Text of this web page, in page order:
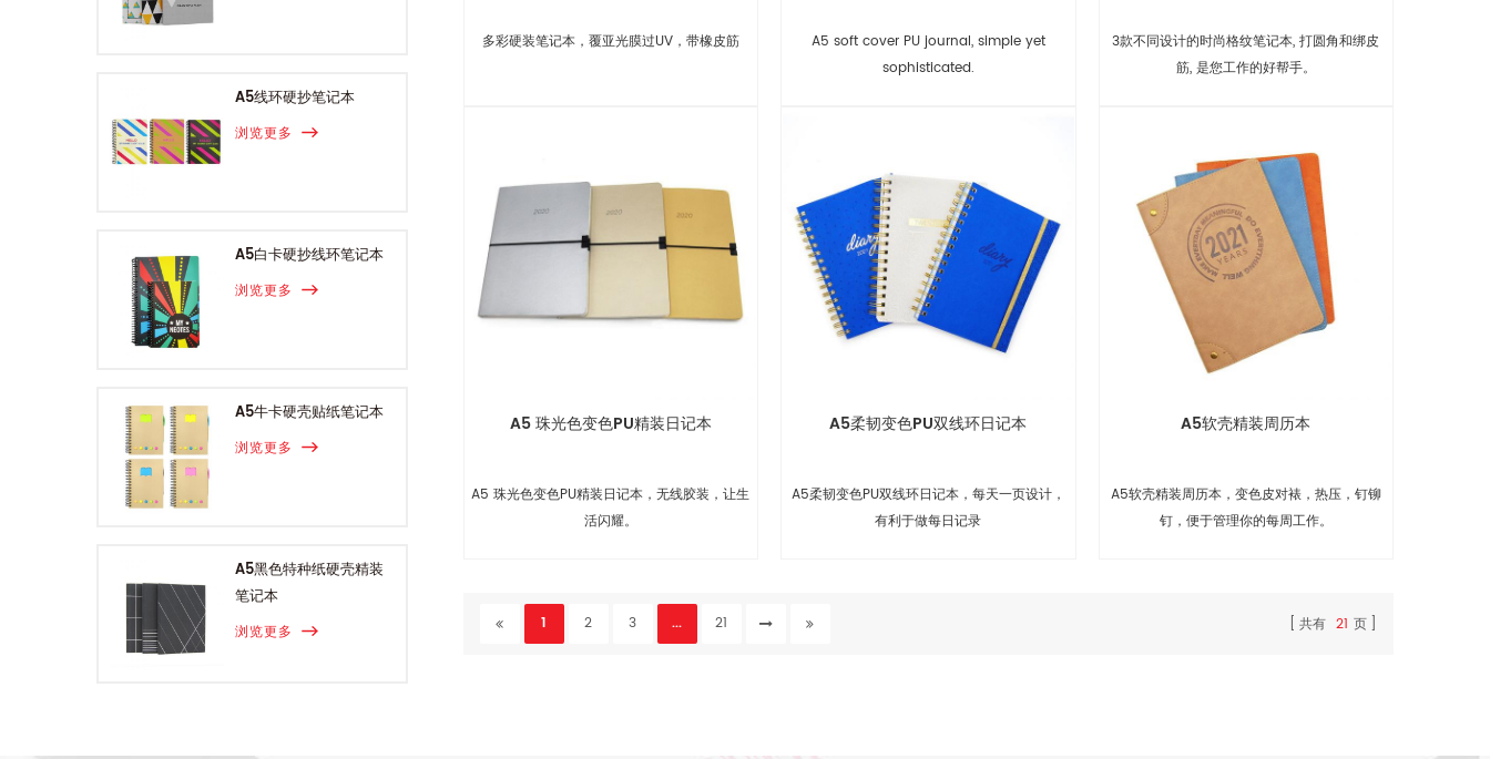
A5线环硬抄笔记本
浏览更多
A5白卡硬抄线环笔记本
浏览更多
A5牛卡硬壳贴纸笔记本
浏览更多
A5黑色特种纸硬壳精装
笔记本
浏览更多
多彩硬装笔记本，覆亚光膜过UV，带橡皮筋
A5 soft cover PU journal, simple yet
sophisticated.
3款不同设计的时尚格纹笔记本, 打圆角和绑皮
筋, 是您工作的好帮手。
A5 珠光色变色PU精装日记本
A5 珠光色变色PU精装日记本，无线胶装，让生
活闪耀。
A5柔韧变色PU双线环日记本
A5柔韧变色PU双线环日记本，每天一页设计，
有利于做每日记录
A5软壳精装周历本
A5软壳精装周历本，变色皮对裱，热压，钉铆
钉，便于管理你的每周工作。
1 2 3 ... 21 共有 21 页